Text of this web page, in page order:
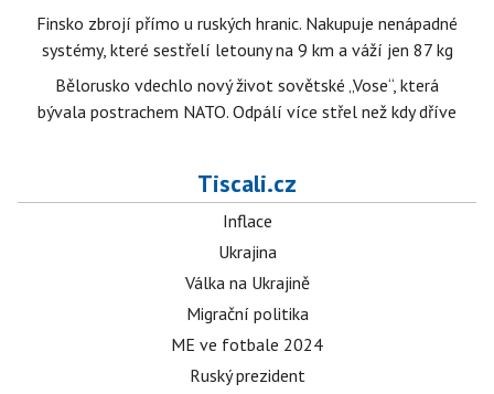
Finsko zbrojí přímo u ruských hranic. Nakupuje nenápadné
systémy, které sestřelí letouny na 9 km a váží jen 87 kg
Bělorusko vdechlo nový život sovětské „Vose“, která
bývala postrachem NATO. Odpálí více střel než kdy dříve
Tiscali.cz
Inflace
Ukrajina
Válka na Ukrajině
Migrační politika
ME ve fotbale 2024
Ruský prezident